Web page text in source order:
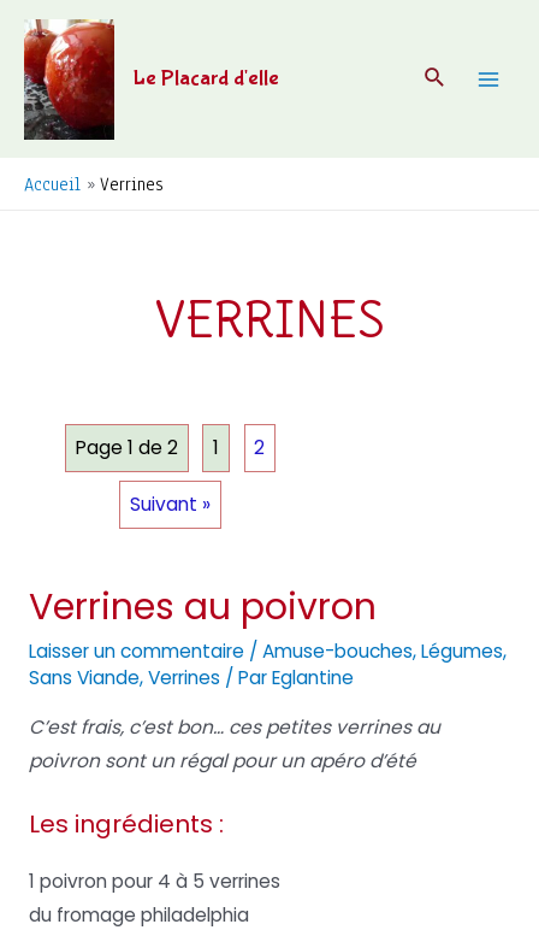
Aller
contenu
Le Placard d'elle
Accueil Verrines
VERRINES
Page 1 de 2 1 2
Suivant »
Verrines au poivron
Laisser un commentaire / Amuse-bouches,Légumes,
Sans Viande,Verrines / ParEglantine
C’est frais, c’est bon… ces petites verrines au
poivron sont un régal pour un apéro d’été
Les ingrédients :
1 poivron pour 4 à 5 verrines
du fromage philadelphia